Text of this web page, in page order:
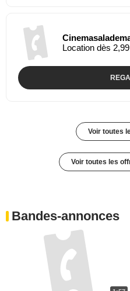
Location dès
Voir toutes
Voir toutes les
Bandes-annonces